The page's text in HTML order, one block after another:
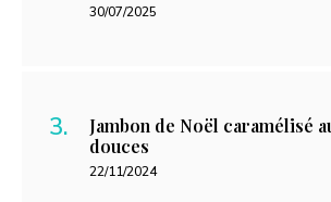
30/07/2025
Jambon de Noël caramélisé
douces
22/11/2024